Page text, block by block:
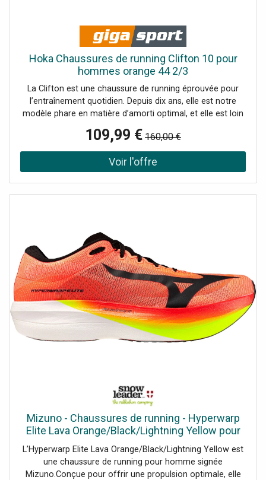
Hoka Chaussures de running Clifton 10 pour
hommes orange 44 2/3
La Clifton est une chaussure de running éprouvée pour
l’entraînement quotidien. Depuis dix ans, elle est notre
modèle phare en matière d’amorti optimal, et elle est loin
encore augmenté l’amorti, revitalisé la sensation sous le
pied et ajouté un drop supplémentaire de 3 mm. Bien sûr,
la Clifton 10 offre le même amorti ultraléger qui a rendu
MetaRocker™ souple Active Foot Frame™ au talon
Semelle intermédiaire en CMEVA Semelle intérieure en
EVA moulée Caoutchouc résistant à l’abrasion Drop :
8 mm Poids : 278 g Nom de la couleur : Yellow Gold/Tidal
Wave
109,99 € 160,00 €
Mizuno - Chaussures de running - Hyperwarp
Elite Lava Orange/Black/Lightning Yellow pour
Homme - Taille 9 UK
L’Hyperwarp Elite Lava Orange/Black/Lightning Yellow est
une chaussure de running pour homme signée
Mizuno.Conçue pour offrir une propulsion optimale, elle